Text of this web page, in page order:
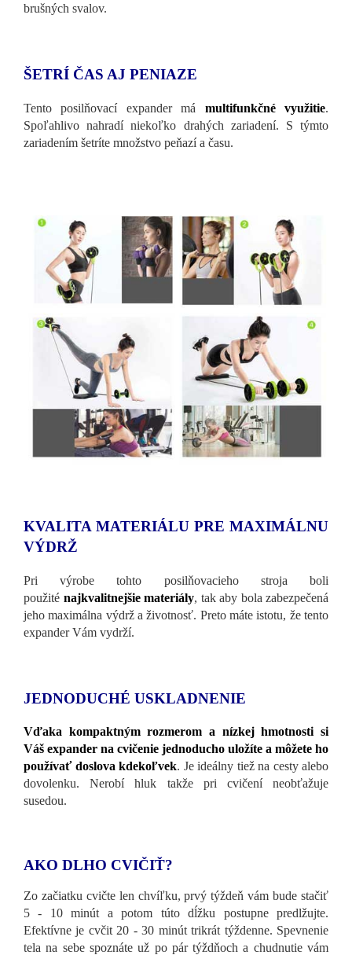
brušných svalov.
ŠETRÍ ČAS AJ PENIAZE
Tento posilňovací expander má multifunkčné využitie.
Spoľahlivo nahradí niekoľko drahých zariadení. S týmto
zariadením šetríte množstvo peňazí a času.
KVALITA MATERIÁLU PRE MAXIMÁLNU
VÝDRŽ
Pri výrobe tohto posilňovacieho stroja boli
použité najkvalitnejšie materiály, tak aby bola zabezpečená
jeho maximálna výdrž a životnosť. Preto máte istotu, že tento
expander Vám vydrží.
JEDNODUCHÉ USKLADNENIE
Vďaka kompaktným rozmerom a nízkej hmotnosti si
Váš expander na cvičenie jednoducho uložíte a môžete ho
používať doslova kdekoľvek. Je ideálny tiež na cesty alebo
dovolenku. Nerobí hluk takže pri cvičení neobťažuje
susedou.
AKO DLHO CVIČIŤ?
Zo začiatku cvičte len chvíľku, prvý týždeň vám bude stačiť
5 - 10 minút a potom túto dĺžku postupne predlžujte.
Efektívne je cvčit 20 - 30 minút trikrát týždenne. Spevnenie
tela na sebe spoznáte už po pár týždňoch a chudnutie vám